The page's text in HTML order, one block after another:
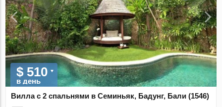
$ 510
в день
Вилла с 2 спальнями в Семиньяк, Бадунг, Бали (1546)